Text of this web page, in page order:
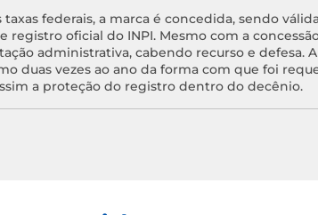
federais, a marca é concedida, sendo
oficial do INPI. Mesmo com a
administrativa, cabendo recurso e defesa.
duas vezes ao ano da forma com que foi
a proteção do registro dentro do decênio.